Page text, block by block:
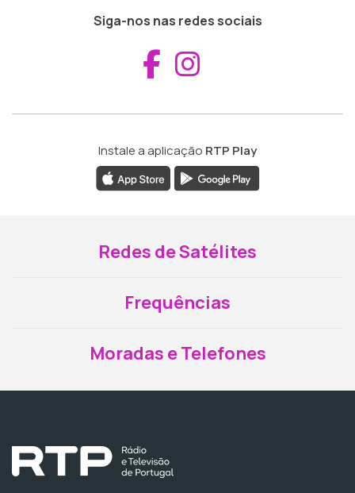
Siga-nos nas redes sociais
Aceder ao
Instale a aplicação RTP Play
Redes de Satélites
Frequências
Moradas e Telefones